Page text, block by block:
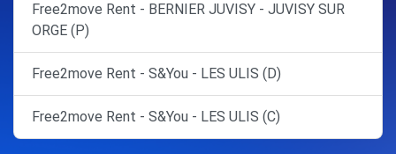
Free2move Rent - BERNIER JUVISY - JUVISY SUR
ORGE (P)
Free2move Rent - S&You - LES ULIS (D)
Free2move Rent - S&You - LES ULIS (C)